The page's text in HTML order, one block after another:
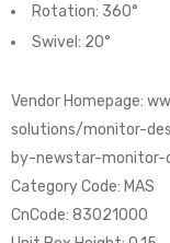
Rotation: 360°
Swivel: 20°
Vendor Homepage:
solutions/monitor-
by-newstar-
Category Code: MAS
CnCode: 83021000